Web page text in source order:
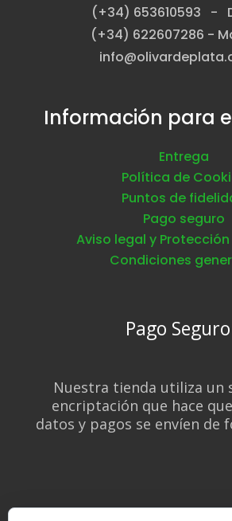
(+34) 653610593 -
(+34) 622607286 -
Información para
Entrega
Política de
Puntos de
Pago seguro
Aviso legal y
Condiciones
Pago Seguro
Nuestra tienda utiliza un
encriptación que hace
datos y pagos se envíen de